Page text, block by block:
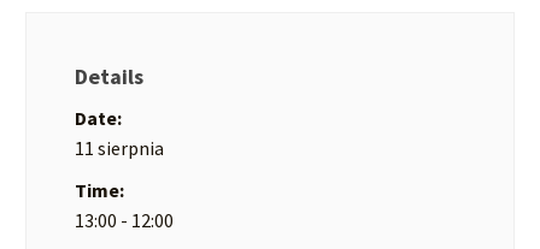
Details
Date:
11 sierpnia
Time:
13:00 - 12:00